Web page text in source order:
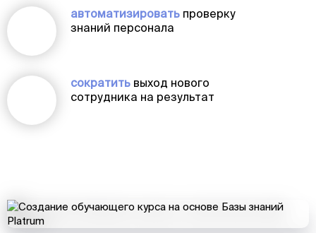
автоматизировать проверку
знаний персонала
сократить выход нового
сотрудника на результат